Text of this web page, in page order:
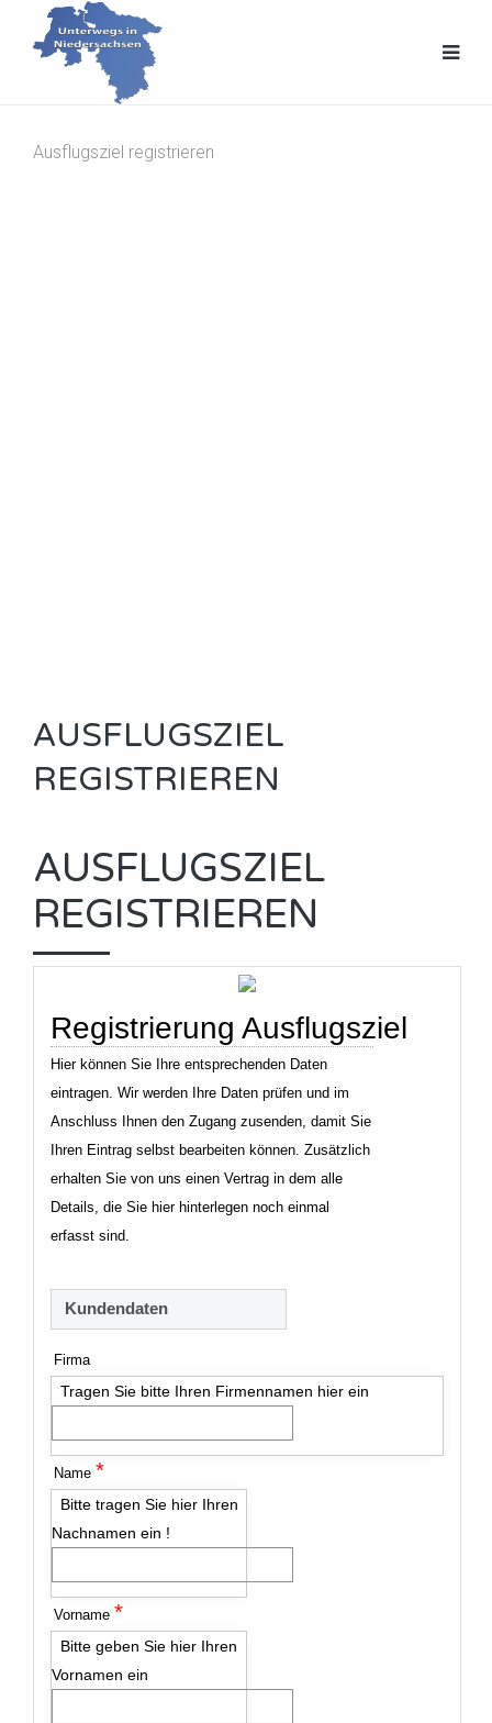
Ausflugsziel registrieren
AUSFLUGSZIEL
REGISTRIEREN
AUSFLUGSZIEL
REGISTRIEREN
Registrierung Ausflugsziel
Hier können Sie Ihre entsprechenden Daten
eintragen. Wir werden Ihre Daten prüfen und im
Anschluss Ihnen den Zugang zusenden, damit Sie
Ihren Eintrag selbst bearbeiten können. Zusätzlich
erhalten Sie von uns einen Vertrag in dem alle
Details, die Sie hier hinterlegen noch einmal
erfasst sind.
Kundendaten
Firma
Tragen Sie bitte Ihren Firmennamen hier ein
Name *
Bitte tragen Sie hier Ihren
Nachnamen ein !
Vorname *
Bitte geben Sie hier Ihren
Vornamen ein